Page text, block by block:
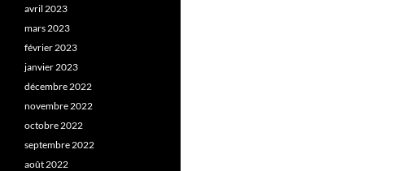
avril 2023
mars 2023
février 2023
janvier 2023
décembre 2022
novembre 2022
octobre 2022
septembre 2022
août 2022